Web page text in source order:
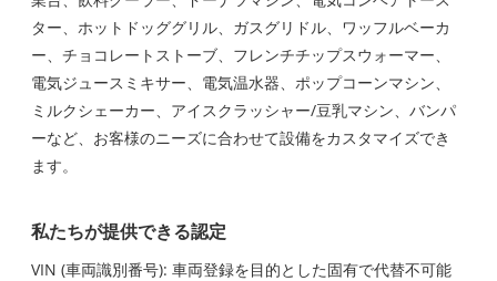
ター、ホットドッググリル、ガスグリドル、ワッフルベーカ
ー、チョコレートストーブ、フレンチチップスウォーマー、
電気ジュースミキサー、電気温水器、ポップコーンマシン、
ミルクシェーカー、アイスクラッシャー/豆乳マシン、バンパ
ーなど、お客様のニーズに合わせて設備をカスタマイズでき
ます。
私たちが提供できる認定
VIN (車両識別番号): 車両登録を目的とした固有で代替不可能